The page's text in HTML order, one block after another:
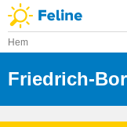
Hem
Friedrich-